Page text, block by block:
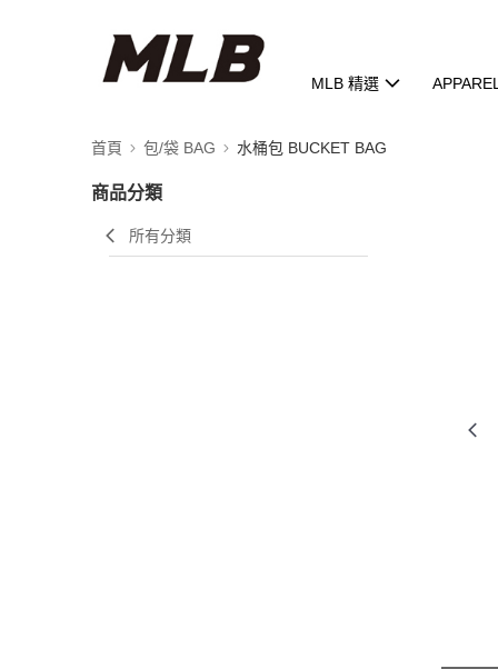
MLB 精選
首頁 包/袋 BAG 水桶包 BUCKET BAG
商品分類
所有分類